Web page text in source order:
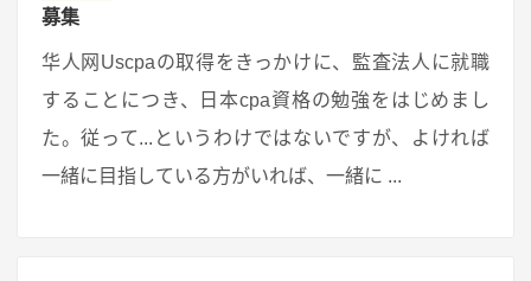
募集
华人网Uscpaの取得をきっかけに、監査法人に就職
することにつき、日本cpa資格の勉強をはじめまし
た。従って...というわけではないですが、よければ
一緒に目指している方がいれば、一緒に ...